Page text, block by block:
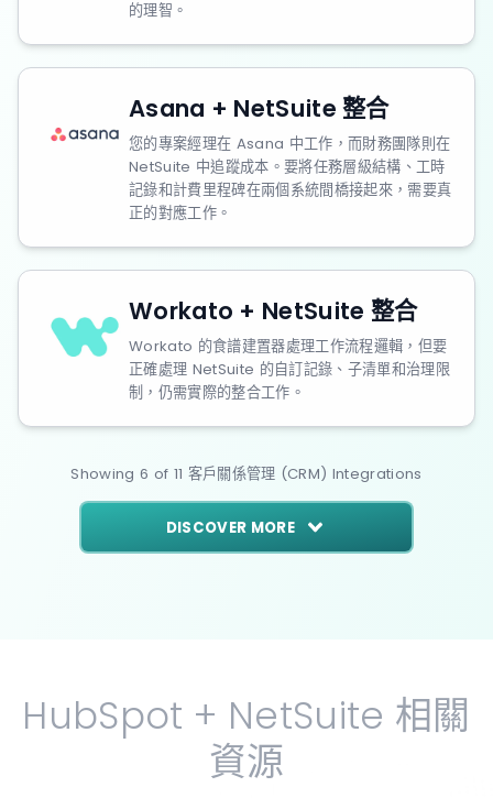
的理智。
Asana + NetSuite 整合
您的專案經理在 Asana 中工作，而財務團隊則在
NetSuite 中追蹤成本。要將任務層級結構、工時
記錄和計費里程碑在兩個系統間橋接起來，需要真
正的對應工作。
Workato + NetSuite 整合
Workato 的食譜建置器處理工作流程邏輯，但要
正確處理 NetSuite 的自訂記錄、子清單和治理限
制，仍需實際的整合工作。
Showing 6 of 11 客戶關係管理 (CRM) Integrations
DISCOVER MORE
HubSpot + NetSuite 相關
資源